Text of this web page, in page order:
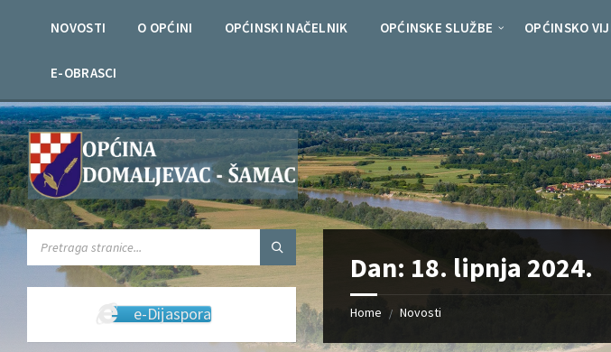
NOVOSTI O OPĆINI OPĆINSKI NAČELNIK OPĆINSKE SLUŽBE OPĆINSKO
E-OBRASCI
Dan: 18. lipnja 2024.
Home / Novosti
SEARCH:
e-Dijaspora